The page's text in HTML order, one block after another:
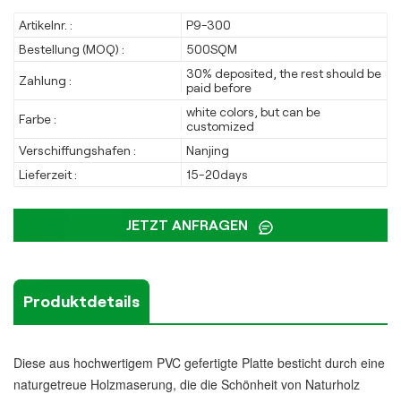
Artikelnr. :
P9-300
Bestellung (MOQ) :
500SQM
Zahlung :
30% deposited, the rest should be
paid before
Farbe :
white colors, but can be
customized
Verschiffungshafen :
Nanjing
Lieferzeit :
15-20days
JETZT ANFRAGEN
Produktdetails
Diese aus hochwertigem PVC gefertigte Platte besticht durch eine
naturgetreue Holzmaserung, die die Schönheit von Naturholz